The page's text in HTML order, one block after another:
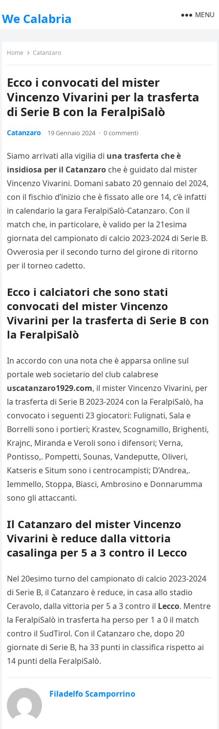
We Calabria MENU
Home Catanzaro
Ecco i convocati del mister
Vincenzo Vivarini per la trasferta
di Serie B con la FeralpiSalò
Catanzaro 19 Gennaio 2024 · 0 commenti
Siamo arrivati alla vigilia di una trasferta che è
insidiosa per il Catanzaro che è guidato dal mister
Vincenzo Vivarini. Domani sabato 20 gennaio del 2024,
con il fischio d’inizio che è fissato alle ore 14, c’è infatti
in calendario la gara FeralpiSalò-Catanzaro. Con il
match che, in particolare, è valido per la 21esima
giornata del campionato di calcio 2023-2024 di Serie B.
Ovverosia per il secondo turno del girone di ritorno
per il torneo cadetto.
Ecco i calciatori che sono stati
convocati del mister Vincenzo
Vivarini per la trasferta di Serie B con
la FeralpiSalò
In accordo con una nota che è apparsa online sul
portale web societario del club calabrese
uscatanzaro1929.com, il mister Vincenzo Vivarini, per
la trasferta di Serie B 2023-2024 con la FeralpiSalò, ha
convocato i seguenti 23 giocatori: Fulignati, Sala e
Borrelli sono i portieri; Krastev, Scognamillo, Brighenti,
Krajnc, Miranda e Veroli sono i difensori; Verna,
Pontisso,. Pompetti, Sounas, Vandeputte, Oliveri,
Katseris e Situm sono i centrocampisti; D’Andrea,.
Iemmello, Stoppa, Biasci, Ambrosino e Donnarumma
sono gli attaccanti.
Il Catanzaro del mister Vincenzo
Vivarini è reduce dalla vittoria
casalinga per 5 a 3 contro il Lecco
Nel 20esimo turno del campionato di calcio 2023-2024
di Serie B, il Catanzaro è reduce, in casa allo stadio
Ceravolo, dalla vittoria per 5 a 3 contro il Lecco. Mentre
la FeralpiSalò in trasferta ha perso per 1 a 0 il match
contro il SudTirol. Con il Catanzaro che, dopo 20
giornate di Serie B, ha 33 punti in classifica rispetto ai
14 punti della FeralpiSalò.
Filadelfo Scamporrino